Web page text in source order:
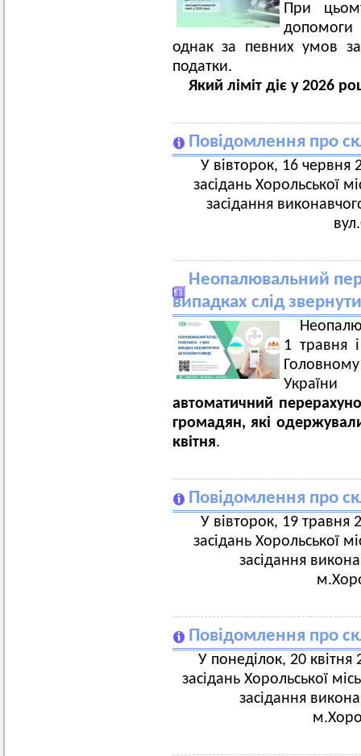
При
допомоги
однак за певних умов за
податки.
Який ліміт діє у 2026
Повідомлення про
У вівторок, 16 червня
засідань Хорольської
засідання
Неопалювальний
випадках слід
1 травня
України
автоматичний
громадян, які
квітня.
Повідомлення про
У вівторок, 19 травня
засідань Хорольської
засідання
Повідомлення про
У понеділок, 20 квітня
засідань Хорольської
засідання